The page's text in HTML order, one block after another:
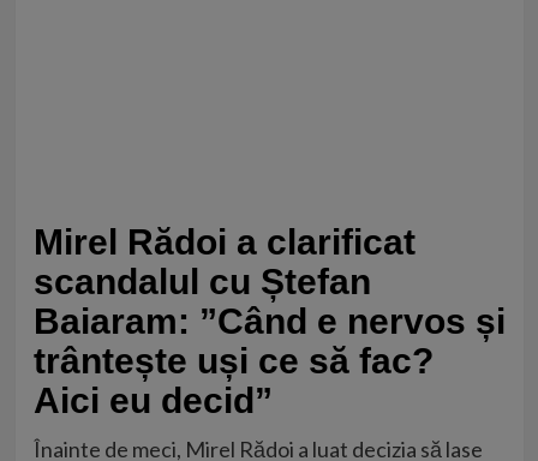
Mirel Rădoi a clarificat
scandalul cu Ștefan
Baiaram: ”Când e nervos și
trântește uși ce să fac?
Aici eu decid”
Înainte de meci, Mirel Rădoi a luat decizia să lase